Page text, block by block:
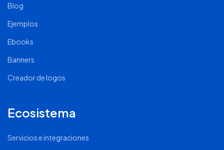
Blog
Ejemplos
Ebooks
Banners
Creador de logos
Ecosistema
Servicios e integraciones